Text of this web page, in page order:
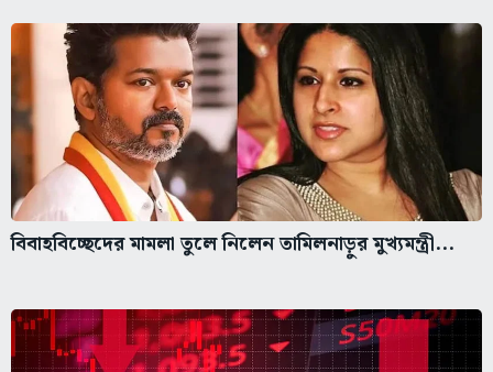
বিবাহবিচ্ছেদের মামলা তুলে নিলেন তামিলনাড়ুর মুখ্যমন্ত্রী...